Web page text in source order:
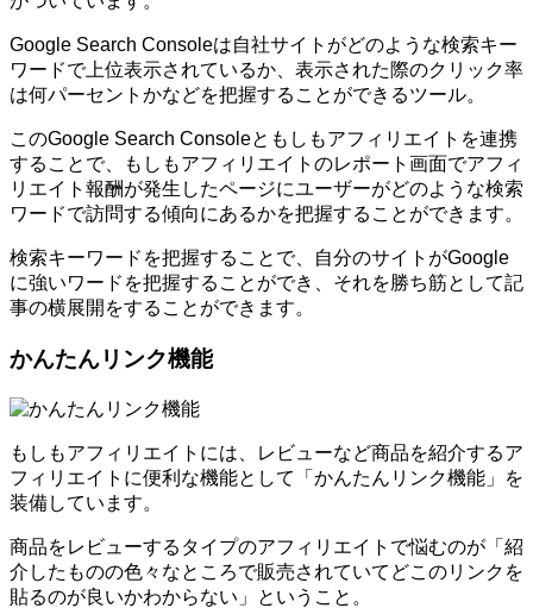
Google Search Consoleは自社サイトがどのような検索キー
ワードで上位表示されているか、表示された際のクリック率
は何パーセントかなどを把握することができるツール。
このGoogle Search Consoleともしもアフィリエイトを連携
することで、もしもアフィリエイトのレポート画面でアフィ
リエイト報酬が発生したページにユーザーがどのような検索
ワードで訪問する傾向にあるかを把握することができます。
検索キーワードを把握することで、自分のサイトがGoogle
に強いワードを把握することができ、それを勝ち筋として記
事の横展開をすることができます。
かんたんリンク機能
もしもアフィリエイトには、レビューなど商品を紹介するア
フィリエイトに便利な機能として「かんたんリンク機能」を
装備しています。
商品をレビューするタイプのアフィリエイトで悩むのが「紹
介したものの色々なところで販売されていてどこのリンクを
貼るのが良いかわからない」ということ。